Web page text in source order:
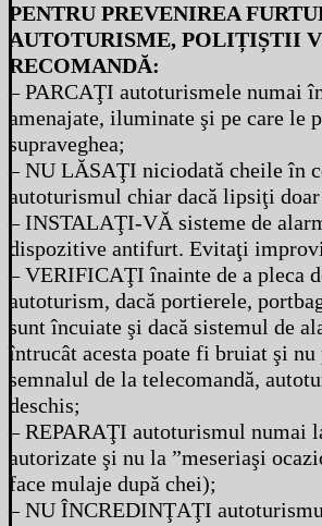
PENTRU PREVENIREA
AUTOTURISME, POLIȚIȘTII
RECOMANDĂ:
– PARCAŢI autoturismele numai
amenajate, iluminate şi pe care le
supraveghea;
– NU LĂSAŢI niciodată cheile în
autoturismul chiar dacă lipsiţi
– INSTALAŢI-VĂ sisteme de
dispozitive antifurt. Evitaţi
– VERIFICAŢI înainte de a pleca
autoturism, dacă portierele,
sunt încuiate şi dacă sistemul de
întrucât acesta poate fi bruiat şi nu
semnalul de la telecomandă,
deschis;
– REPARAŢI autoturismul numai
autorizate şi nu la ”meseriaşi
face mulaje după chei);
– NU ÎNCREDINŢAŢI